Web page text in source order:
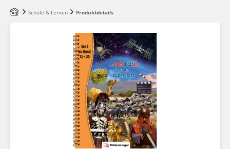
Zum Hauptinhalt springen
Schule & Lernen Produktdetails